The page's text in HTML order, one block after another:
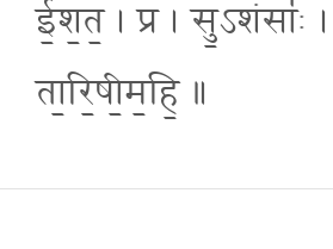
ई॒श॒त॒ । प्र । सु॒ऽशंसाः॑ ।
ता॒रि॒षी॒म॒हि॒ ॥